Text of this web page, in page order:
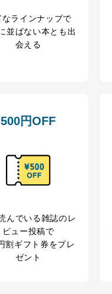
なラインナップで
並ばない本とも出
会える
500円OFF
んでいる雑誌のレ
ビュー投稿で
割ギフト券をプレ
ゼント